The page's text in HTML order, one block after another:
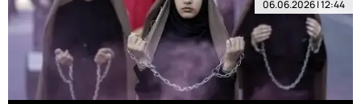
06.06.2026 | 12:44